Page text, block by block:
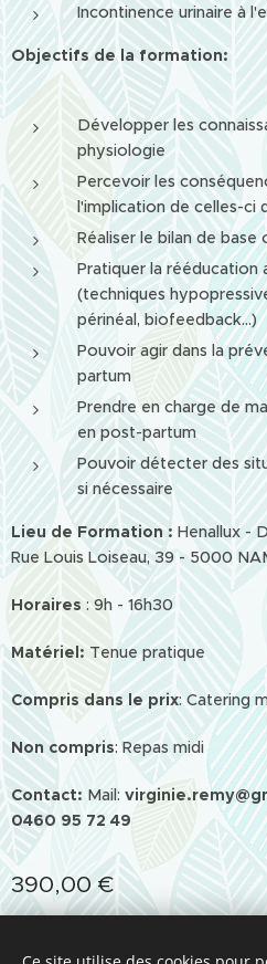
Incontinence urinaire à
Objectifs de la formation:
Développer les
physiologie
Percevoir les
l'implication de celles-ci
Réaliser le bilan de
Pratiquer la rééducation
(techniques
périnéal, biofeedback...)
Pouvoir agir dans la
partum
Prendre en charge de
en post-partum
Pouvoir détecter des
si nécessaire
Lieu de Formation : Henallux -
Rue Louis Loiseau, 39 - 5000
Horaires : 9h - 16h30
Matériel: Tenue pratique
Compris dans le prix: Catering
Non compris: Repas midi
Contact: Mail:
0460 95 72 49
390,00€